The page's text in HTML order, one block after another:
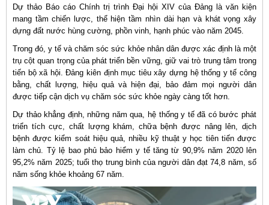
Dự thảo Báo cáo Chính trị trình Đại hội XIV của Đảng là văn kiện
mang tầm chiến lược, thể hiện tầm nhìn dài hạn và khát vọng xây
dựng đất nước hùng cường, phồn vinh, hạnh phúc vào năm 2045.
Trong đó, y tế và chăm sóc sức khỏe nhân dân được xác định là một
trụ cột quan trọng của phát triển bền vững, giữ vai trò trung tâm trong
tiến bộ xã hội. Đảng kiên định mục tiêu xây dựng hệ thống y tế công
bằng, chất lượng, hiệu quả và hiện đại, bảo đảm mọi người dân
được tiếp cận dịch vụ chăm sóc sức khỏe ngày càng tốt hơn.
Dự thảo khẳng định, những năm qua, hệ thống y tế đã có bước phát
triển tích cực, chất lượng khám, chữa bệnh được nâng lên, dịch
bệnh được kiểm soát hiệu quả, nhiều kỹ thuật y học tiên tiến được
làm chủ. Tỷ lệ bao phủ bảo hiểm y tế tăng từ 90,9% năm 2020 lên
95,2% năm 2025; tuổi thọ trung bình của người dân đạt 74,8 năm, số
năm sống khỏe khoảng 67 năm.